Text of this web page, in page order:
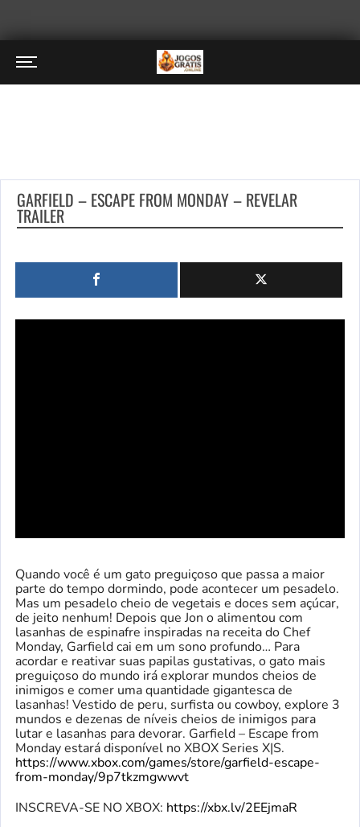
GARFIELD – ESCAPE FROM MONDAY – REVELAR
TRAILER
Quando você é um gato preguiçoso que passa a maior
parte do tempo dormindo, pode acontecer um pesadelo.
Mas um pesadelo cheio de vegetais e doces sem açúcar,
de jeito nenhum! Depois que Jon o alimentou com
lasanhas de espinafre inspiradas na receita do Chef
Monday, Garfield cai em um sono profundo… Para
acordar e reativar suas papilas gustativas, o gato mais
preguiçoso do mundo irá explorar mundos cheios de
inimigos e comer uma quantidade gigantesca de
lasanhas! Vestido de peru, surfista ou cowboy, explore 3
mundos e dezenas de níveis cheios de inimigos para
lutar e lasanhas para devorar. Garfield – Escape from
Monday estará disponível no XBOX Series X|S.
https://www.xbox.com/games/store/garfield-escape-
from-monday/9p7tkzmgwwvt
INSCREVA-SE NO XBOX: https://xbx.lv/2EEjmaR